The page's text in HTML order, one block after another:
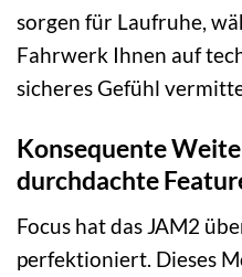
sorgen für Laufruhe,
Fahrwerk Ihnen auf
sicheres Gefühl
Konsequente
durchdachte
Focus hat das JAM2
perfektioniert. Dieses